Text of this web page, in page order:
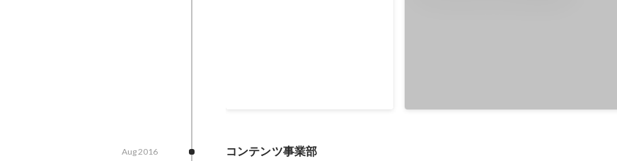
コンテンツ事業部
Aug 2016